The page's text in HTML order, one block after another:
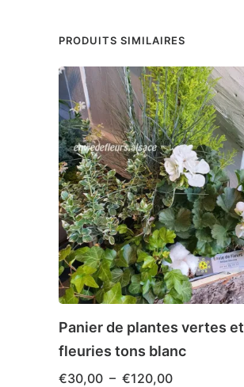
PRODUITS SIMILAIRES
Panier de plantes vertes et
fleuries tons blanc
€30,00 – €120,00Plage